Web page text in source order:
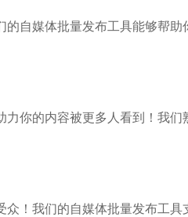
的自媒体批量发布工具能够帮
力你的内容被更多人看到！我
！我们的自媒体批量发布工